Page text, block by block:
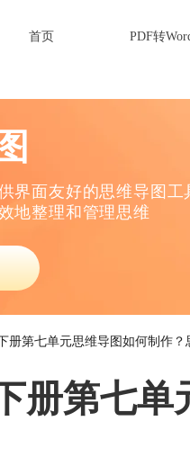
首页 PDF转
界面友好的思维导图
地整理和管理思维
册第七单元思维导图如何制作
册第七